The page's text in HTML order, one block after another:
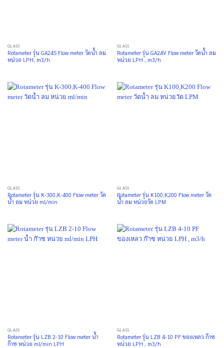
GLASS
Rotameter รุ่น GA24S Flow meter วัดน้ำ ลม
หน่วย LPH, m3/h
GLASS
Rotameter รุ่น GA24V Flow meter วัดน้ำ ลม
หน่วย LPH , m3/h
GLASS
Rotameter รุ่น K-300,K-400 Flow meter วัด
น้ำ ลม หน่วย ml/min
GLASS
Rotameter รุ่น K100,K200 Flow meter วัด
น้ำ ลม หน่วยวัด LPM
GLASS
Rotameter รุ่น LZB 2-10 Flow meter น้ำ
ก๊าซ หน่วย ml/min LPH
GLASS
Rotameter รุ่น LZB 4-10 PF ของเหลว ก๊าซ
หน่วย LPH , m3/h